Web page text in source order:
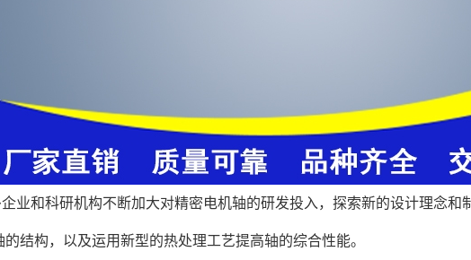
企业和科研机构不断加大对精密电机轴的研发投入，探索新的设计理念和
结构，以及运用新型的热处理工艺提高轴的综合性能。